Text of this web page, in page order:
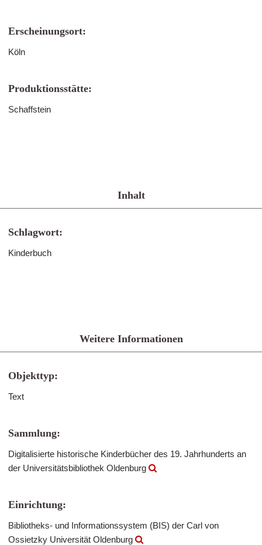
Erscheinungsort:
Köln
Produktionsstätte:
Schaffstein
Inhalt
Schlagwort:
Kinderbuch
Weitere Informationen
Objekttyp:
Text
Sammlung:
Digitalisierte historische Kinderbücher des 19. Jahrhunderts an
der Universitätsbibliothek Oldenburg
Einrichtung:
Bibliotheks- und Informationssystem (BIS) der Carl von
Ossietzky Universität Oldenburg